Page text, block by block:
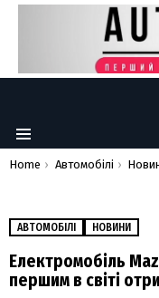
Menu
You are here:
Home Автомобілі
АВТОМОБІЛІ НОВИНИ
Електромобіль
першим в світі